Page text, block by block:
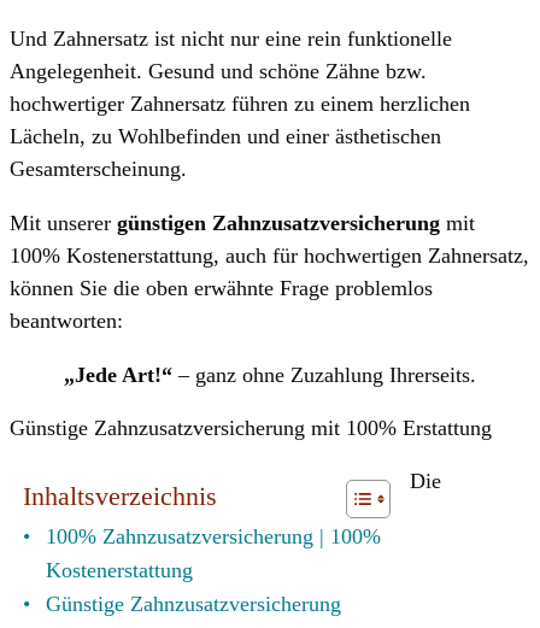
Und Zahnersatz ist nicht nur eine rein funktionelle
Angelegenheit. Gesund und schöne Zähne bzw.
hochwertiger Zahnersatz führen zu einem herzlichen
Lächeln, zu Wohlbefinden und einer ästhetischen
Gesamterscheinung.
Mit unserer günstigen Zahnzusatzversicherung mit
100% Kostenerstattung, auch für hochwertigen Zahnersatz,
können Sie die oben erwähnte Frage problemlos
beantworten:
„Jede Art!“– ganz ohne Zuzahlung Ihrerseits.
Günstige Zahnzusatzversicherung mit 100% Erstattung
Inhaltsverzeichnis
100% Zahnzusatzversicherung | 100%
Kostenerstattung
Günstige Zahnzusatzversicherung
Die